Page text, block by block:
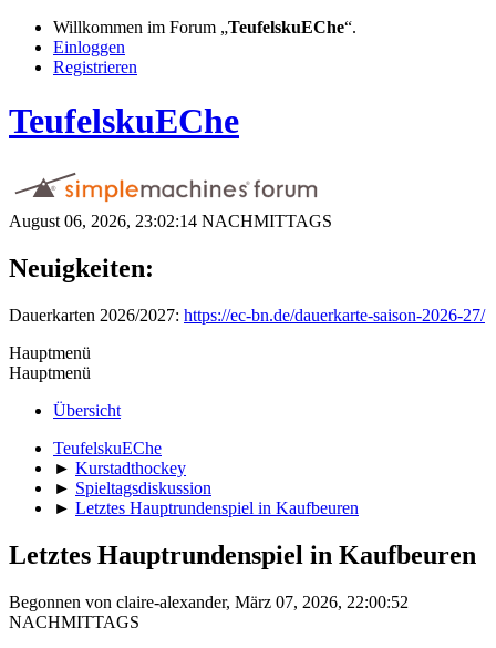
Willkommen im Forum „TeufelskuEChe“.
Einloggen
Registrieren
TeufelskuEChe
August 06, 2026, 23:02:14 NACHMITTAGS
Neuigkeiten:
Dauerkarten 2026/2027: https://ec-bn.de/dauerkarte-saison-2026-27/
Hauptmenü
Hauptmenü
Übersicht
TeufelskuEChe
► Kurstadthockey
► Spieltagsdiskussion
► Letztes Hauptrundenspiel in Kaufbeuren
Letztes Hauptrundenspiel in Kaufbeuren
Begonnen von claire-alexander, März 07, 2026, 22:00:52
NACHMITTAGS